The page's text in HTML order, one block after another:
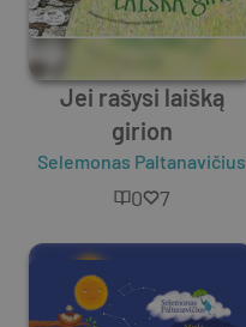
Jei rašysi laišką
girion
Selemonas Paltanavičius
0 7